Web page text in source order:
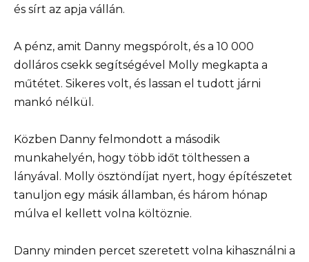
és sírt az apja vállán.
A pénz, amit Danny megspórolt, és a 10 000
dolláros csekk segítségével Molly megkapta a
műtétet. Sikeres volt, és lassan el tudott járni
mankó nélkül.
Közben Danny felmondott a második
munkahelyén, hogy több időt tölthessen a
lányával. Molly ösztöndíjat nyert, hogy építészetet
tanuljon egy másik államban, és három hónap
múlva el kellett volna költöznie.
Danny minden percet szeretett volna kihasználni a